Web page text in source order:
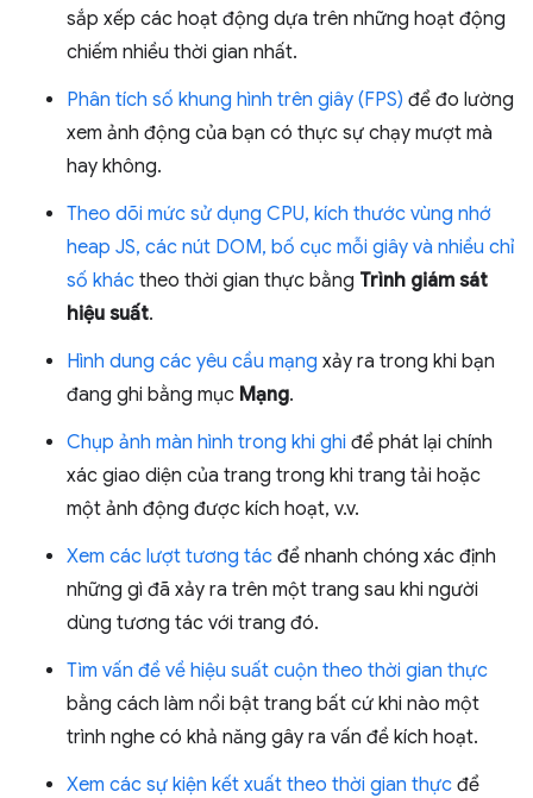
sắp xếp các hoạt động dựa trên những hoạt động
chiếm nhiều thời gian nhất.
Phân tích số khung hình trên giây (FPS) để đo lường
xem ảnh động của bạn có thực sự chạy mượt mà
hay không.
Theo dõi mức sử dụng CPU, kích thước vùng nhớ
heap JS, các nút DOM, bố cục mỗi giây và nhiều chỉ
số khác theo thời gian thực bằng Trình giám sát
hiệu suất.
Hình dung các yêu cầu mạng xảy ra trong khi bạn
đang ghi bằng mục Mạng.
Chụp ảnh màn hình trong khi ghi để phát lại chính
xác giao diện của trang trong khi trang tải hoặc
một ảnh động được kích hoạt, v.v.
Xem các lượt tương tác để nhanh chóng xác định
những gì đã xảy ra trên một trang sau khi người
dùng tương tác với trang đó.
Tìm vấn đề về hiệu suất cuộn theo thời gian thực
bằng cách làm nổi bật trang bất cứ khi nào một
trình nghe có khả năng gây ra vấn đề kích hoạt.
Xem các sự kiện kết xuất theo thời gian thực để